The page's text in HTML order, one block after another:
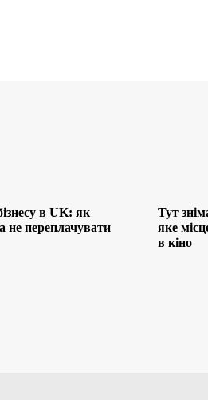
в UK: як
не переплачувати
Тут
яке
в кіно